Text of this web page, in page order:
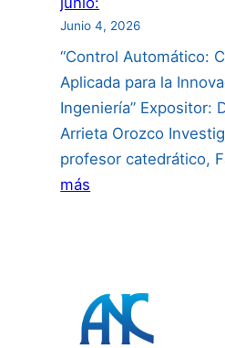
Junio 4, 2026
“Control Automático:
Aplicada para la
Ingeniería” Expositor:
Arrieta Orozco
profesor catedrático,
más
del
24